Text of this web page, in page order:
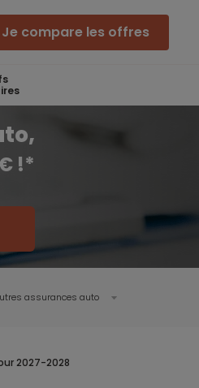
Je compare les offres
!*
assurances auto
2027-2028